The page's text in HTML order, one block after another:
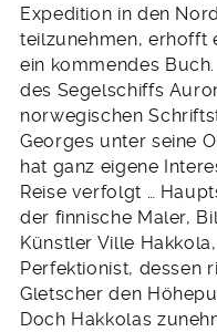
Expedition in den
teilzunehmen, erhofft
ein kommendes
des Segelschiffs
norwegischen
Georges unter seine
hat ganz eigene
Reise verfolgt …
der finnische Maler,
Künstler Ville
Perfektionist, dessen
Gletscher den
Doch Hakkolas